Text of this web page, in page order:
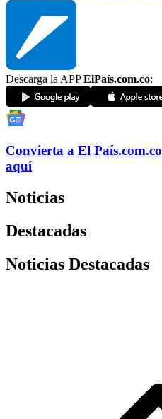
Descarga la APPElPaís.com.co:
Convierta a El País.com.co
aquí
Noticias
Destacadas
Noticias Destacadas